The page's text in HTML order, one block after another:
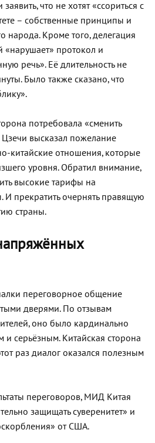
что не хотят «ссориться с
– собственные принципы и
народа. Кроме того, делегация
«нарушает» протокол и
речь». Её длительность не
Было также сказано, что
потребовала «сменить
высказал пожелание
китайские отношения, которые
уровня. Обратил внимание,
высокие тарифы на
И прекратить очернять правящую
страны.
переговорное общение
дверями. По отзывам
оно было кардинально
и серьёзным. Китайская сторона
раз диалог оказался полезным
переговоров, МИД Китая
защищать суверенитет» и
от США.